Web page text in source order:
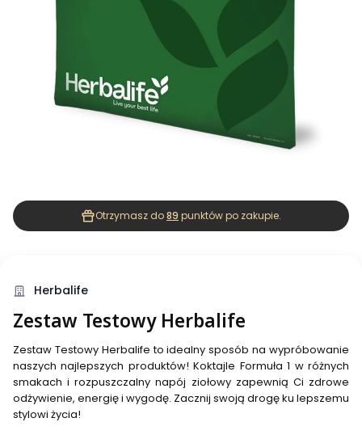
Otrzymasz do89 punktów po zakupie.
Herbalife
Zestaw Testowy Herbalife
Zestaw Testowy Herbalife to idealny sposób na wypróbowanie
naszych najlepszych produktów! Koktajle Formuła 1 w różnych
smakach i rozpuszczalny napój ziołowy zapewnią Ci zdrowe
odżywienie, energię i wygodę. Zacznij swoją drogę ku lepszemu
stylowi życia!